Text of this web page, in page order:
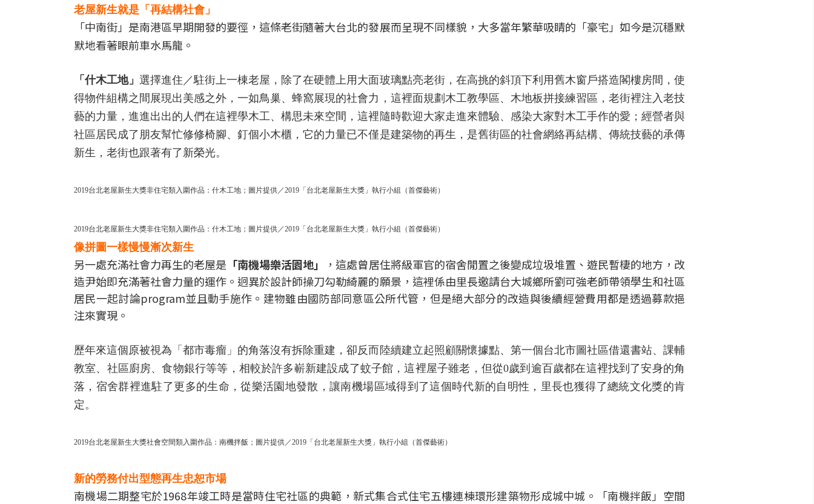
老屋新生就是「再結構社會」
「中南街」是南港區早期開發的要徑，這條老街隨著大台北的發展而呈現不同樣貌，大多當年繁華吸睛的「豪宅」如今是沉穩默
默地看著眼前車水馬龍。
「什木工地」選擇進住／駐街上一棟老屋，除了在硬體上用大面玻璃點亮老街，在高挑的斜頂下利用舊木窗戶搭造閣樓房間，使
得物件組構之間展現出美感之外，一如鳥巢、蜂窩展現的社會力，這裡面規劃木工教學區、木地板拼接練習區，老街裡注入老技
藝的力量，進進出出的人們在這裡學木工、構思未來空間，這裡隨時歡迎大家走進來體驗、感染大家對木工手作的愛；經營者與
社區居民成了朋友幫忙修修椅腳、釘個小木櫃，它的力量已不僅是建築物的再生，是舊街區的社會網絡再結構、傳統技藝的承傳
新生，老街也跟著有了新榮光。
2019台北老屋新生大獎非住宅類入圍作品：什木工地；圖片提供／2019「台北老屋新生大獎」執行小組（首傑藝術）
2019台北老屋新生大獎非住宅類入圍作品：什木工地；圖片提供／2019「台北老屋新生大獎」執行小組（首傑藝術）
像拼圖一樣慢慢漸次新生
另一處充滿社會力再生的老屋是 「南機場樂活園地」
，這處曾居住將級軍官的宿舍閒置之後變成垃圾堆置、遊民暫棲的地方，改
造尹始即充滿著社會力量的運作。迥異於設計師操刀勾勒綺麗的願景，這裡係由里長邀請台大城鄉所劉可強老師帶領學生和社區
居民一起討論program並且動手施作。建物雖由國防部同意區公所代管，但是絕大部分的改造與後續經營費用都是透過募款挹
注來實現。
歷年來這個原被視為「都市毒瘤」的角落沒有拆除重建，卻反而陸續建立起照顧關懷據點、第一個台北市圖社區借還書站、課輔
教室、社區廚房、食物銀行等等，相較於許多嶄新建設成了蚊子館，這裡屋子雖老，但從0歲到逾百歲都在這裡找到了安身的角
落，宿舍群裡進駐了更多的生命，從樂活園地發散，讓南機場區域得到了這個時代新的自明性，里長也獲得了總統文化獎的肯
定。
2019台北老屋新生大獎社會空間類入圍作品：南機拌飯；圖片提供／2019「台北老屋新生大獎」執行小組（首傑藝術）
新的勞務付出型態再生忠恕市場
南機場二期整宅於1968年竣工時是當時住宅社區的典範，新式集合式住宅五樓連棟環形建築物形成城中城。「南機拌飯」空間